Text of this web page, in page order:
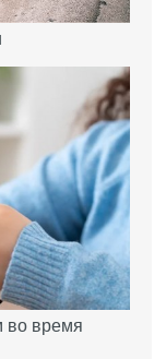
во время